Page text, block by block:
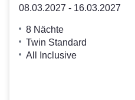
08.03.2027 - 16.03.2027
8 Nächte
Twin Standard
All Inclusive